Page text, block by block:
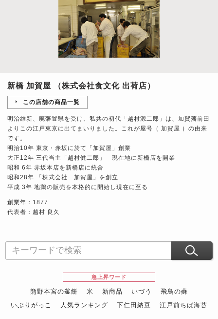
新橋 加賀屋 （株式会社食文化 出荷店）
この店舗の商品一覧
明治維新、廃藩置県を受け、私共の初代「越村源二郎」は、加賀藩前田
よりこの江戸東京に出てまいりました。これが屋号（ 加賀屋 ）の由来
です。
明治10年 東京・赤坂に於て「加賀屋」創業
大正12年 三代当主「越村健二郎」 現在地に新橋店を開業
昭和 6年 赤坂本店を新橋店に統合
昭和28年 「株式会社 加賀屋」を創立
平成 3年 地鶏の販売を本格的に開始し現在に至る
創業年：1877
代表者：越村 良久
急上昇ワード
熊野本宮の釜餅 米 新商品 いづう
飛鳥の蘇
いぶりがっこ
人気ランキング 下仁田納豆
江戸前ちば海苔